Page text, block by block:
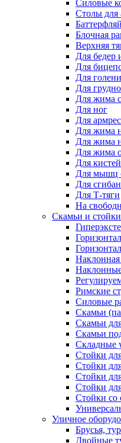
Силовые
Столы для
Баттерфляй
Блочная
Верхняя
Для бедер
Для
Для голени
Для
Для жима
Для ног
Для
Для жима
Для жима
Для жима
Для
Для мышц
Для
Для Т-тяги
На
Скамьи и стойки
Наклонная
Наклонные
Римские
Силовые
Скамьи
Скамьи
Скамьи
Складные
Стойки
Стойки
Стойки
Стойки
Стойки со
Уличное
Брусья,
Двойные